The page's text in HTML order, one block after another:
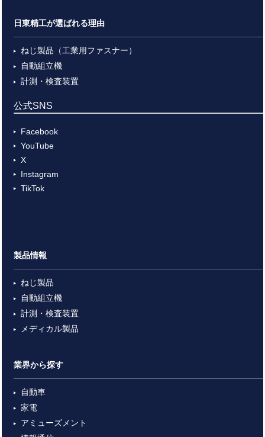
日東精工が選ばれる理由
ねじ製品（工業用ファスナー）
自動組立機
計測・検査装置
公式SNS
Facebook
YouTube
X
Instagram
TikTok
製品情報
ねじ製品
自動組立機
計測・検査装置
メディカル製品
業界から探す
自動車
家電
アミューズメント